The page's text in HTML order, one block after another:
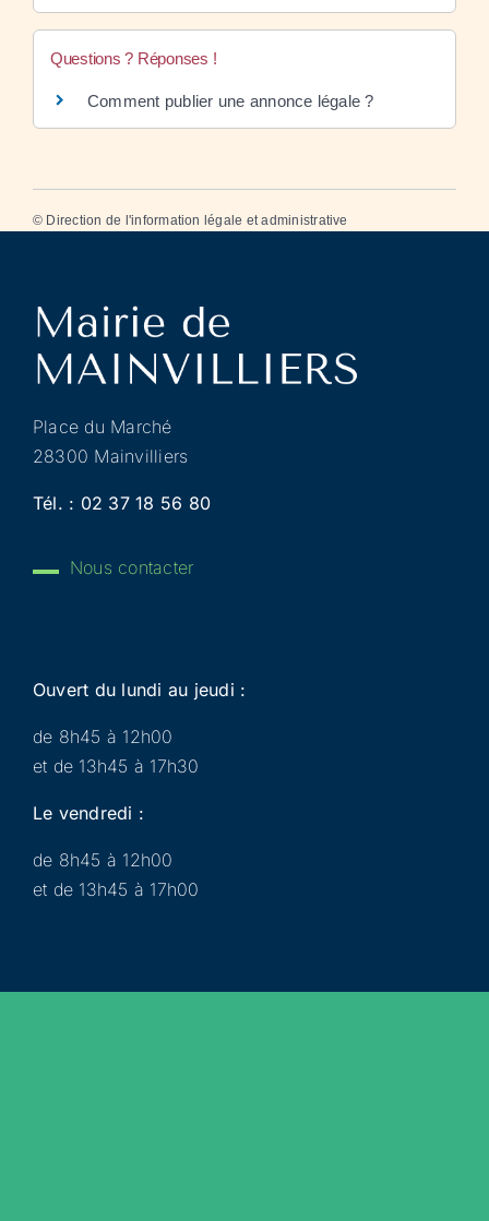
Questions ? Réponses !
Comment publier une annonce légale ?
© Direction de l'information légale et administrative
Place du Marché
28300 Mainvilliers
Tél. : 02 37 18 56 80
Nous contacter
Ouvert du lundi au jeudi :
de 8h45 à 12h00
et de 13h45 à 17h30
Le vendredi :
de 8h45 à 12h00
et de 13h45 à 17h00